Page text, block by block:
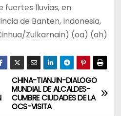
fuertes lluvias, en
de Banten, Indonesia,
Zulkarnain) (oa) (ah)
CHINA-TIANJIN-DIALOGO
MUNDIAL DE ALCALDES-
CUMBRE CIUDADES DE LA
OCS-VISITA